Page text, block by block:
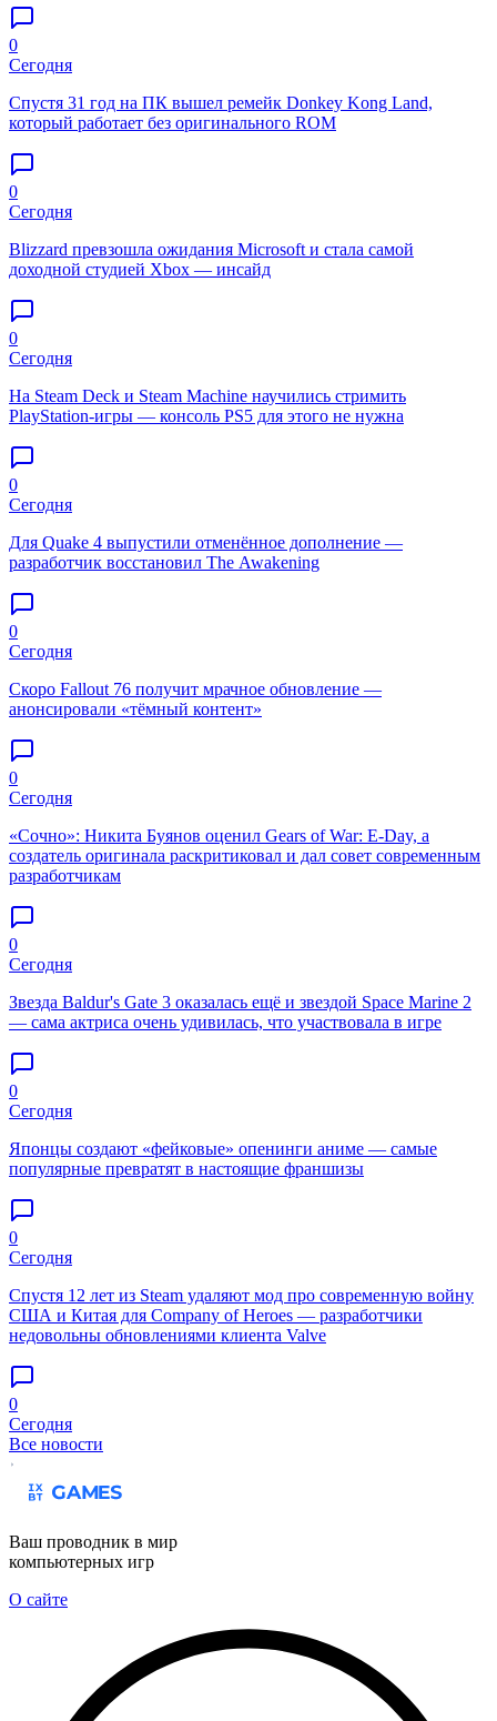
0
Сегодня
Спустя 31 год на ПК вышел ремейк Donkey Kong Land,
который работает без оригинального ROM
0
Сегодня
Blizzard превзошла ожидания Microsoft и стала самой
доходной студией Xbox — инсайд
0
Сегодня
На Steam Deck и Steam Machine научились стримить
PlayStation-игры — консоль PS5 для этого не нужна
0
Сегодня
Для Quake 4 выпустили отменённое дополнение —
разработчик восстановил The Awakening
0
Сегодня
Скоро Fallout 76 получит мрачное обновление —
анонсировали «тёмный контент»
0
Сегодня
«Сочно»: Никита Буянов оценил Gears of War: E-Day, а
создатель оригинала раскритиковал и дал совет современным
разработчикам
0
Сегодня
Звезда Baldur's Gate 3 оказалась ещё и звездой Space Marine 2
— сама актриса очень удивилась, что участвовала в игре
0
Сегодня
Японцы создают «фейковые» опенинги аниме — самые
популярные превратят в настоящие франшизы
0
Сегодня
Спустя 12 лет из Steam удаляют мод про современную войну
США и Китая для Company of Heroes — разработчики
недовольны обновлениями клиента Valve
0
Сегодня
Все новости
Ваш проводник в мир
компьютерных игр
О сайте